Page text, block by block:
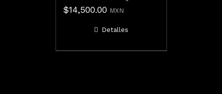
$14,500.00 MXN
Detalles